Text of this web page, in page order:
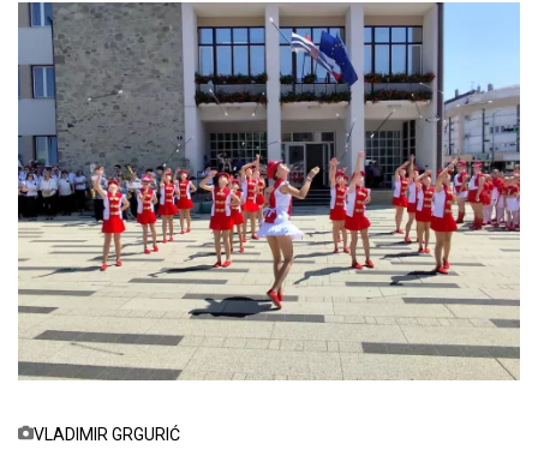
VLADIMIR GRGURIĆ